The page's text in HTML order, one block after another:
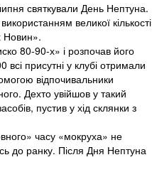
святкували День Нептуна.
великої кількості
Новин».
80-90-х» і розпочав його
присутні у клубі отримали
відпочивальники
Дехто увійшов у такий
пустив у хід склянки з
часу «мокруха» не
до ранку. Після Дня Нептуна